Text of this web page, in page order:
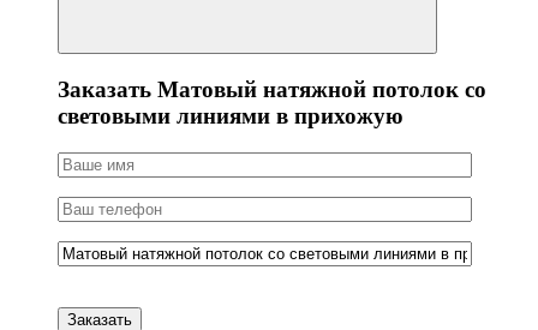
Заказать Матовый натяжной потолок со
световыми линиями в прихожую